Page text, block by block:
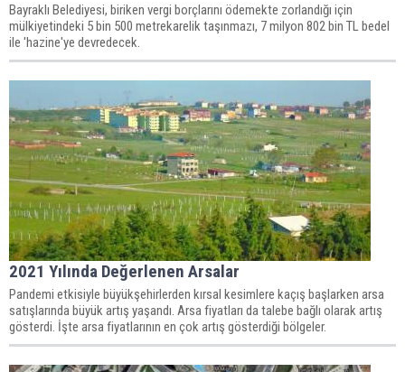
Bayraklı Belediyesi, biriken vergi borçlarını ödemekte zorlandığı için
mülkiyetindeki 5 bin 500 metrekarelik taşınmazı, 7 milyon 802 bin TL bedel
ile 'hazine'ye devredecek.
2021 Yılında Değerlenen Arsalar
Pandemi etkisiyle büyükşehirlerden kırsal kesimlere kaçış başlarken arsa
satışlarında büyük artış yaşandı. Arsa fiyatları da talebe bağlı olarak artış
gösterdi. İşte arsa fiyatlarının en çok artış gösterdiği bölgeler.